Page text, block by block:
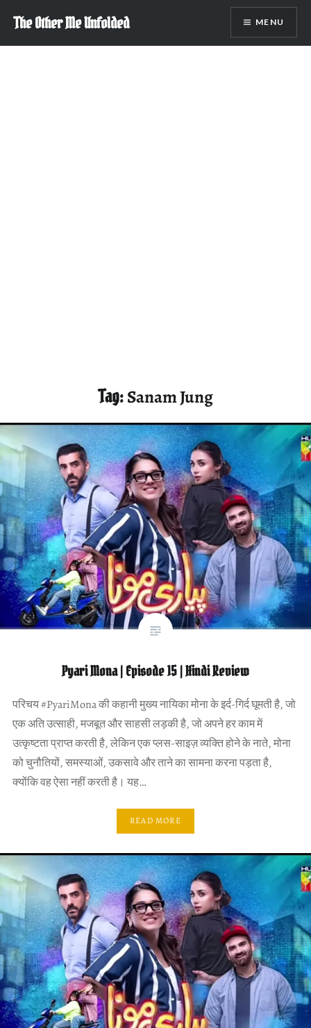
content
The Other Me Unfolded MENU
Tag:Sanam Jung
Pyari Mona | Episode 15 | Hindi Review
परिचय #PyariMona की कहानी मुख्य नायिका मोना के इर्द-गिर्द घूमती है, जो
एक अति उत्साही, मजबूत और साहसी लड़की है, जो अपने हर काम में
उत्कृष्टता प्राप्त करती है, लेकिन एक प्लस-साइज़ व्यक्ति होने के नाते, मोना
को चुनौतियों, समस्याओं, उकसावे और ताने का सामना करना पड़ता है,
क्योंकि वह ऐसा नहीं करती है। यह…
READ MORE